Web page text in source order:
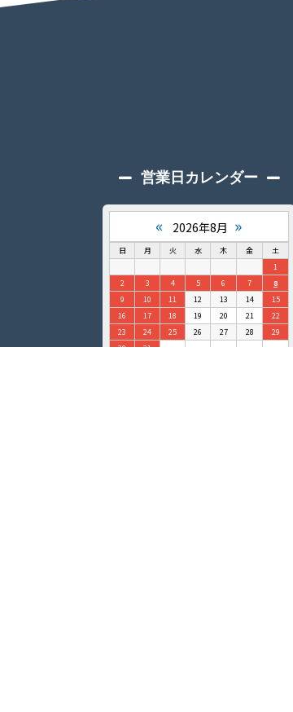
営業日カレンダー
« 2026年8月 »
日 月 火 水 木 金
土
1
2
3 4 5 6 7
8
9
10 11 12 13 14
15
16
17 18 19 20 21
22
23
24 25 26 27 28
29
30
31